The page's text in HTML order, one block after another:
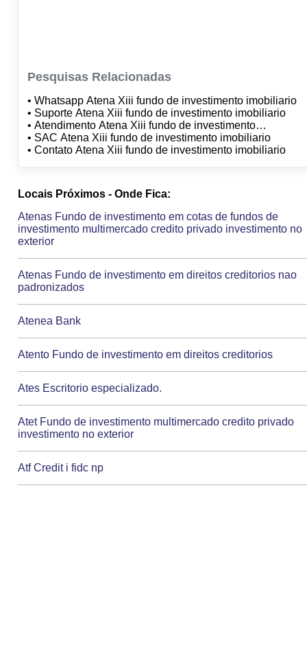
Pesquisas Relacionadas
• Whatsapp Atena Xiii fundo de investimento imobiliario
• Suporte Atena Xiii fundo de investimento imobiliario
• Atendimento Atena Xiii fundo de investimento
imobiliario
• SAC Atena Xiii fundo de investimento imobiliario
• Contato Atena Xiii fundo de investimento imobiliario
Locais Próximos - Onde Fica:
Atenas Fundo de investimento em cotas de fundos de
investimento multimercado credito privado investimento no
exterior
Atenas Fundo de investimento em direitos creditorios nao
padronizados
Atenea Bank
Atento Fundo de investimento em direitos creditorios
Ates Escritorio especializado.
Atet Fundo de investimento multimercado credito privado
investimento no exterior
Atf Credit i fidc np